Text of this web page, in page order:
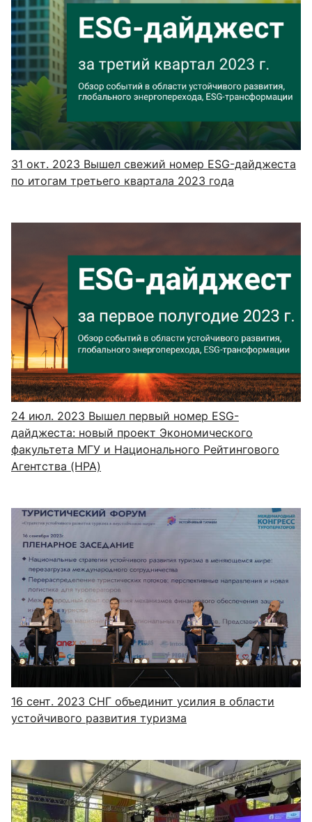
31 окт. 2023 Вышел свежий номер ESG-дайджеста
по итогам третьего квартала 2023 года
24 июл. 2023 Вышел первый номер ESG-
дайджеста: новый проект Экономического
факультета МГУ и Национального Рейтингового
Агентства (НРА)
16 сент. 2023 СНГ объединит усилия в области
устойчивого развития туризма